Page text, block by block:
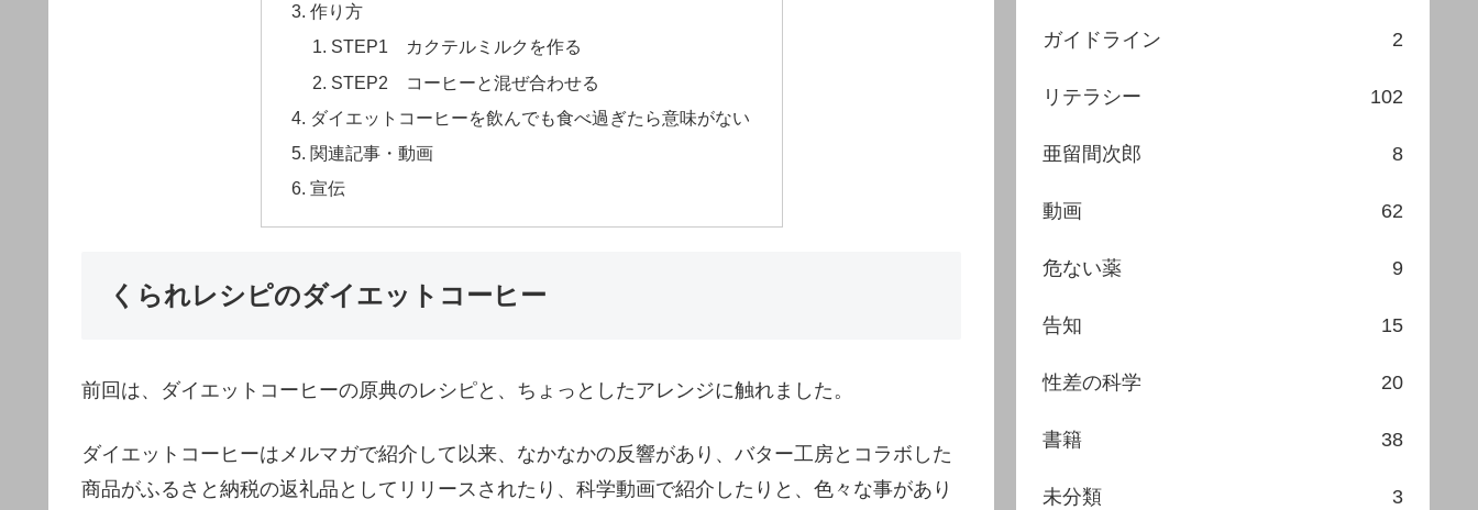
作り方
STEP1 カクテルミルクを作る
STEP2 コーヒーと混ぜ合わせる
ダイエットコーヒーを飲んでも食べ過ぎたら意味がない
関連記事・動画
宣伝
くられレシピのダイエットコーヒー
前回は、ダイエットコーヒーの原典のレシピと、ちょっとしたアレンジに触れました。
ダイエットコーヒーはメルマガで紹介して以来、なかなかの反響があり、バター工房とコラボした
商品がふるさと納税の返礼品としてリリースされたり、科学動画で紹介したりと、色々な事があり
ガイドライン 2
リテラシー 102
亜留間次郎 8
動画 62
危ない薬 9
告知 15
性差の科学 20
書籍 38
未分類 3